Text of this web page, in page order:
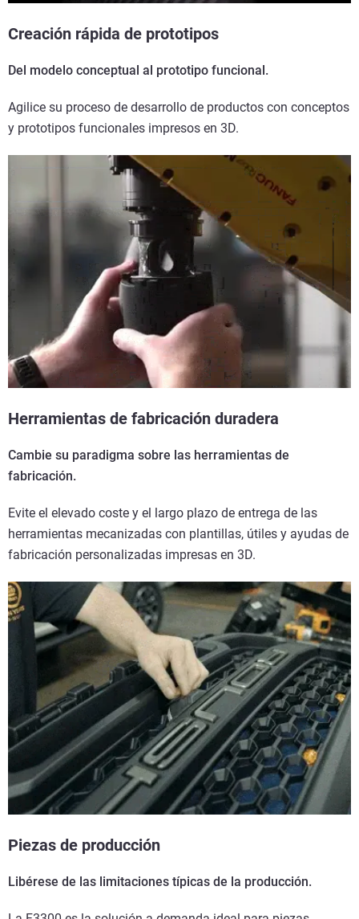
Creación rápida de prototipos
Del modelo conceptual al prototipo funcional.
Agilice su proceso de desarrollo de productos con conceptos
y prototipos funcionales impresos en 3D.
Herramientas de fabricación duradera
Cambie su paradigma sobre las herramientas de
fabricación.
Evite el elevado coste y el largo plazo de entrega de las
herramientas mecanizadas con plantillas, útiles y ayudas de
fabricación personalizadas impresas en 3D.
Piezas de producción
Libérese de las limitaciones típicas de la producción.